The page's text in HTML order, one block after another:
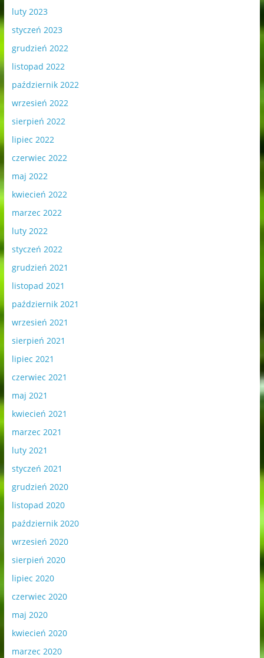
luty 2023
styczeń 2023
grudzień 2022
listopad 2022
październik 2022
wrzesień 2022
sierpień 2022
lipiec 2022
czerwiec 2022
maj 2022
kwiecień 2022
marzec 2022
luty 2022
styczeń 2022
grudzień 2021
listopad 2021
październik 2021
wrzesień 2021
sierpień 2021
lipiec 2021
czerwiec 2021
maj 2021
kwiecień 2021
marzec 2021
luty 2021
styczeń 2021
grudzień 2020
listopad 2020
październik 2020
wrzesień 2020
sierpień 2020
lipiec 2020
czerwiec 2020
maj 2020
kwiecień 2020
marzec 2020